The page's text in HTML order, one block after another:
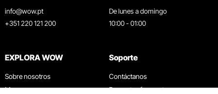
info@wow.pt
+351 220 121 200
De lunes a domingo
10:00 - 01:00
EXPLORA WOW
Sobre nosotros
Museos
Soporte
Contáctanos
Preguntas frecuentes